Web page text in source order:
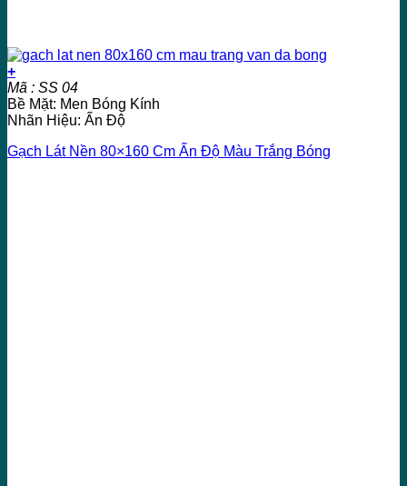
+
Mã : SS 04
Bề Mặt: Men Bóng Kính
Nhãn Hiệu: Ấn Độ
Gạch Lát Nền 80×160 Cm Ấn Độ Màu Trắng Bóng